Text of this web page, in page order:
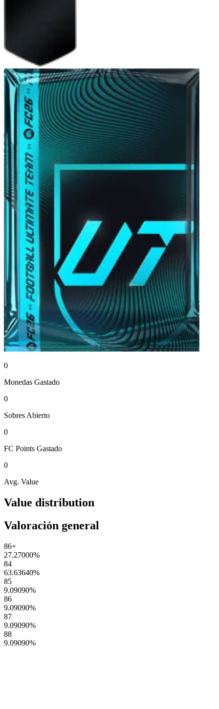
0
Monedas Gastado
0
Sobres Abierto
0
FC Points Gastado
0
Avg. Value
Value distribution
Valoración general
86+
27.27000%
84
63.63640%
85
9.09090%
86
9.09090%
87
9.09090%
88
9.09090%